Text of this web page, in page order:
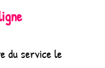
du service le